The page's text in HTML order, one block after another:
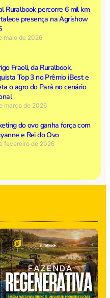
Ruralbook percorre 6 mil km
presença na Agrishow
maio de 2026
Fraoli, da Ruralbook,
Top 3 no Prêmio iBest e
o agro do Pará no cenário
março de 2026
do ovo ganha força com
e Rei do Ovo
fevereiro de 2026